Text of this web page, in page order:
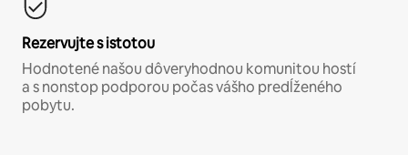
Rezervujte s istotou
Hodnotené našou dôveryhodnou komunitou hostí
a s nonstop podporou počas vášho predĺženého
pobytu.